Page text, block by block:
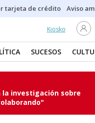
tarjeta de crédito Aviso
Kiosko
SUCESOS
investigación sobre